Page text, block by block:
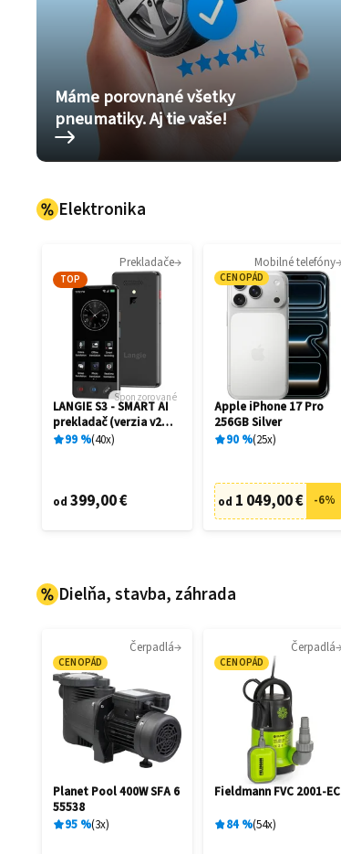
Máme porovnané všetky
pneumatiky. Aj tie vaše!
Elektronika
Prekladače
TOP
Sponzorované
LANGIE S3 - SMART AI
prekladač (verzia v2
2026)
99 % 40x
od 399,00 €
Mobilné telefóny
CENOPÁD
Apple iPhone 17 Pro
256GB Silver
90 % 25x
od 1 049,00 € -6%
Dielňa, stavba, záhrada
Čerpadlá
CENOPÁD
Planet Pool 400W SFA 6
55538
95 % 3x
Čerpadlá
CENOPÁD
Fieldmann FVC 2001-EC
84% 54x